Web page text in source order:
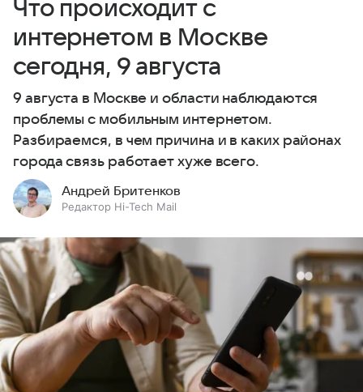
Что происходит с
интернетом в Москве
сегодня, 9 августа
9 августа в Москве и области наблюдаются
проблемы с мобильным интернетом.
Разбираемся, в чем причина и в каких районах
города связь работает хуже всего.
Андрей Бритенков
Редактор Hi-Tech Mail